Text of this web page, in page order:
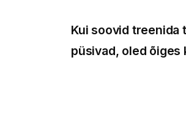
Kui soovid treenida
püsivad, oled õiges